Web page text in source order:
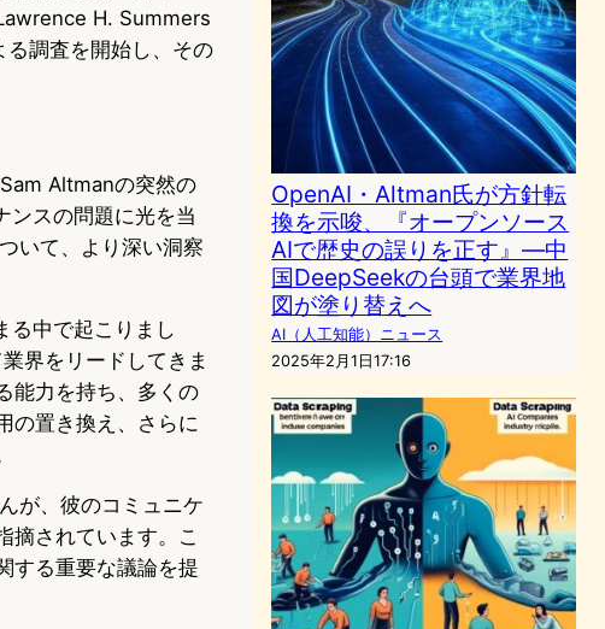
H. Summers
調査を開始し、その
Altmanの突然の
ンスの問題に光を当
いて、より深い洞察
る中で起こりまし
界をリードしてきま
能力を持ち、多くの
の置き換え、さらに
が、彼のコミュニケ
摘されています。こ
する重要な議論を提
OpenAI・Altman氏が方針転
換を示唆、『オープンソース
AIで歴史の誤りを正す』―中
国DeepSeekの台頭で業界地
図が塗り替えへ
AI（人工知能）ニュース
2025年2月1日17:16